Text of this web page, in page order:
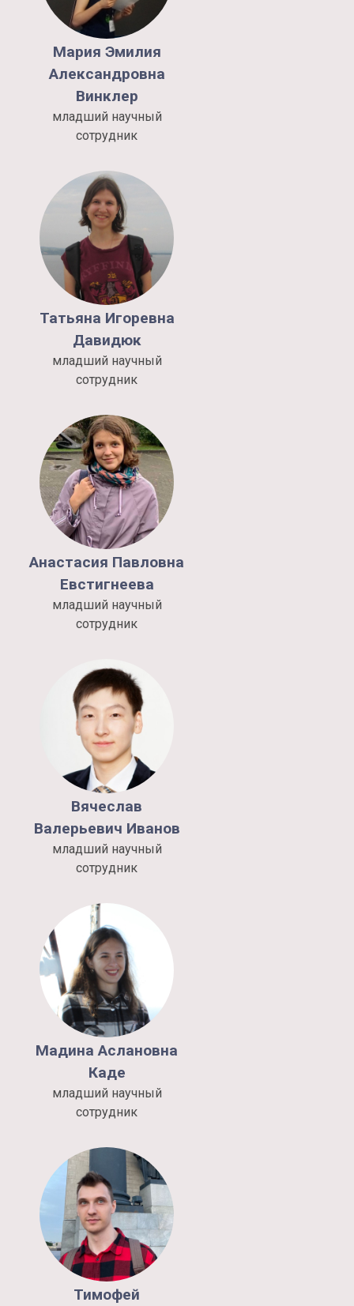
Мария Эмилия
Александровна
Винклер
младший научный
сотрудник
Татьяна Игоревна
Давидюк
младший научный
сотрудник
Анастасия Павловна
Евстигнеева
младший научный
сотрудник
Вячеслав
Валерьевич Иванов
младший научный
сотрудник
Мадина Аслановна
Каде
младший научный
сотрудник
Тимофей